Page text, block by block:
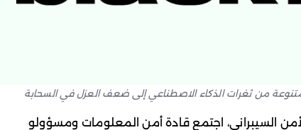
السيبراني، اجتمع قادة أمن المعلومات ومسؤولو